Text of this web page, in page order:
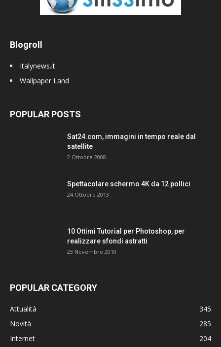
Blogroll
Italynews.it
Wallpaper Land
POPULAR POSTS
Sat24.com, immagini in tempo reale dal
satellite
2 Ottobre 2008
Spettacolare schermo 4K da 12 pollici
24 Ottobre 2013
10 Ottimi Tutorial per Photoshop, per
realizzare sfondi astratti
23 Novembre 2010
POPULAR CATEGORY
Attualità
345
Novità
285
Internet
204